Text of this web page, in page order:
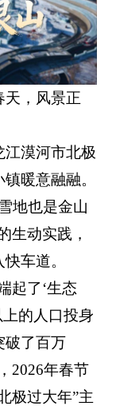
天，风景正
江漠河市北极
暖意融融。
地也是金山
生动实践，
车道。
起了‘生态
上的人口投身
破了百万
2026年春节
极过大年”主